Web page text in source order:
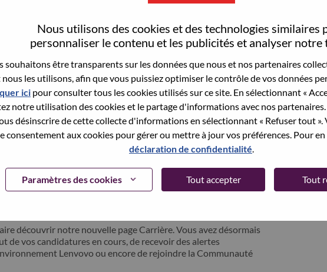
Nous utilisons des cookies et des technologies similaires
personnaliser le contenu et les publicités et analyser notre
souhaitons être transparents sur les données que nous et nos partenaires
les utilisons, afin que vous puissiez optimiser le contrôle de vos données
ici pour consulter tous les cookies utilisés sur ce site. En sélectionnant «
notre utilisation des cookies et le partage d'informations avec nos
désinscrire de cette collecte d'informations en sélectionnant « Refuser tout
consentement aux cookies pour gérer ou mettre à jour vos préférences. Pour
déclaration de confidentialité.
Paramètres des cookies Tout accepter Tout
Nous avons sauvegardé votre adresse email dans nos
passe oublié" pour réinitialiser votre compte et vous
pour vous connecter ou pour vous inscrire, merci de
suivante:hrsupport@lenovo.com
et de décrire en anglais
Merci d'inclure "applicant Login Issue" dans l'objet du
prendra contact avec vous pour résoudre votre problème.
découvrir notre nouvelle page Carrière. Vous avez désormais
de vos candidatures en cours, de recevoir des alertes
Lenvovo ou encore de rejoindre la Communauté